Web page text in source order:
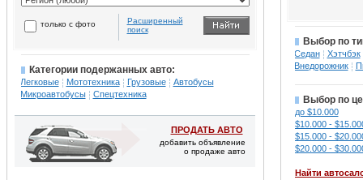
только с фото
Расширенный
поиск
Категории подержанных авто:
Легковые Мототехника Грузовые
Автобусы
Микроавтобусы
Спецтехника
ПРОДАТЬ АВТО
добавить объявление
о продаже авто
Выбор по
Седан
Хэтчбэк
Внедорожник
Выбор по
до $10.000
$10.000 -
$15.000 -
$20.000 -
Найти